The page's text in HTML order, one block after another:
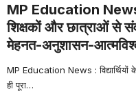
MP Education
शिक्षकों और छात्राओं से
मेहनत-अनुशासन-
MP Education News :
ही पूरा…